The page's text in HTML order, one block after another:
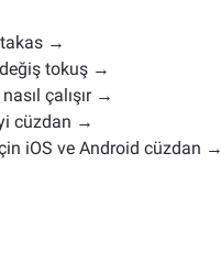
takas →
tokuş →
çalışır →
cüzdan →
iOS ve Android cüzdan →